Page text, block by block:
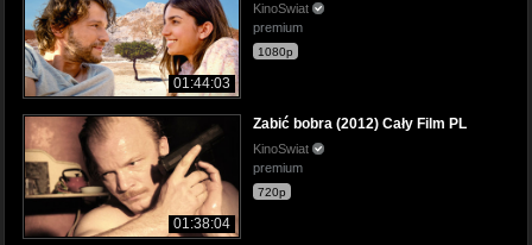
01:44:03
KinoSwiat
premium
1080p
01:38:04
Zabić bobra (2012) Cały Film PL
KinoSwiat
premium
720p